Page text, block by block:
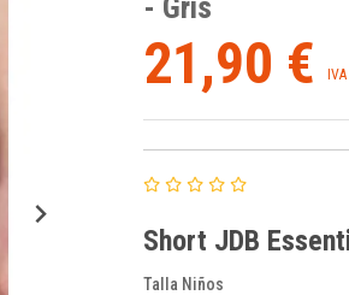
- Gris
21,90 €
Short JDB
Talla Niños